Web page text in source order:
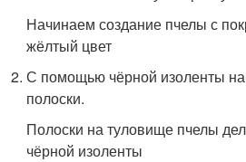
Начинаем создание пчелы с
жёлтый цвет
С помощью чёрной изоленты
полоски.
Полоски на туловище пчелы
чёрной изоленты